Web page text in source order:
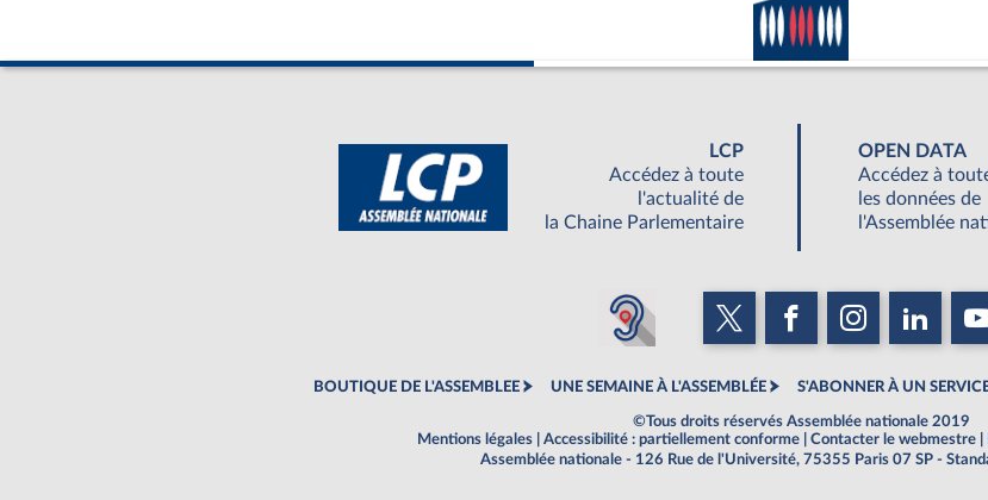
LCP
Accédez à toute
l'actualité de
la Chaine Parlementaire
OPEN DATA
Accédez à
les données de
l'Assemblée
BOUTIQUE DE L'ASSEMBLEE UNE SEMAINE À L'ASSEMBLÉE S'ABONNER À UN
©Tous droits réservés Assemblée nationale 2019
Mentions légales
Accessibilité : partiellement conforme Contacter le webmestre
Assemblée nationale - 126 Rue de l'Université, 75355 Paris 07 SP -